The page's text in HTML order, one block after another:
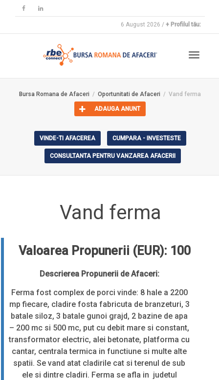
6 August 2026 / + Profilul tău:
Bursa Romana de Afaceri Oportunitati de Afaceri Vand ferma
ADAUGA ANUNT
VINDE-TI AFACEREA CUMPARA - INVESTESTE
CONSULTANTA PENTRU VANZAREA AFACERII
Vand ferma
Valoarea Propunerii (EUR): 100
Descrierea Propunerii de Afaceri:
Ferma fost complex de porci vinde: 8 hale a 2200
mp fiecare, cladire fosta fabricuta de branzeturi, 3
batale siloz, 3 batale gunoi grajd, 2 bazine de apa
– 200 mc si 500 mc, put cu debit mare si constant,
transformator electric, alei betonate, platforma cu
cantar, centrala termica in functiune si multe alte
spatii. Se vand atat cladirile cat si terenul de sub
ele si dintre cladiri. Ferma se afla in judetul